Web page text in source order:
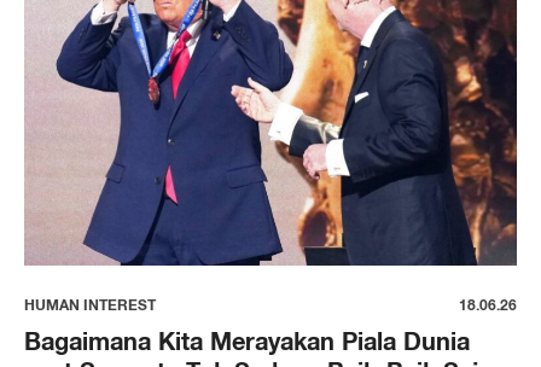
HUMAN INTEREST 18.06.26
Bagaimana Kita Merayakan Piala Dunia